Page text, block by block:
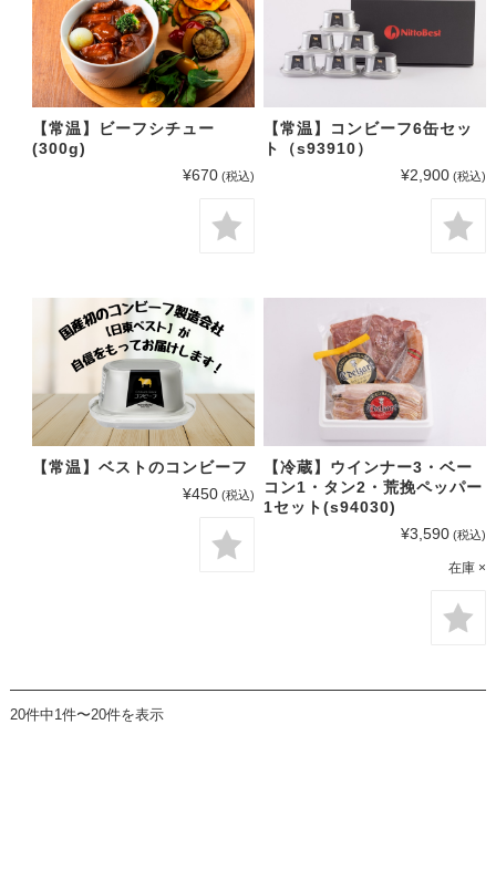
【常温】ビーフシチュー
(300g)
¥670 (税込)
【常温】コンビーフ6缶セッ
ト（s93910）
¥2,900 (税込)
【常温】ベストのコンビーフ
¥450 (税込)
【冷蔵】ウインナー3・ベー
コン1・タン2・荒挽ペッパー
1セット(s94030)
¥3,590 (税込)
在庫 ×
20件中1件〜20件を表示